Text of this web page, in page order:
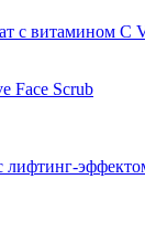
с витамином С
Face Scrub